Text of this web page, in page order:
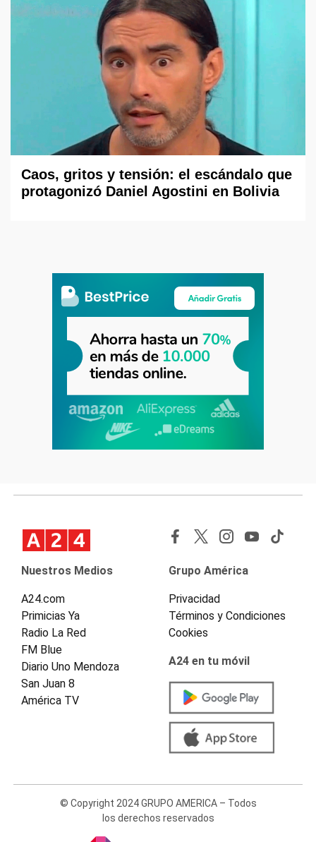
Caos, gritos y tensión: el escándalo que
protagonizó Daniel Agostini en Bolivia
Nuestros Medios
A24.com
Primicias Ya
Radio La Red
FM Blue
Diario Uno Mendoza
San Juan 8
América TV
Grupo América
Privacidad
Términos y Condiciones
Cookies
A24 en tu móvil
© Copyright 2024 GRUPO AMERICA – Todos
los derechos reservados